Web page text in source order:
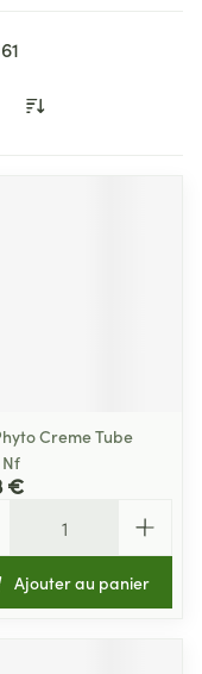
Creme Tube
Nf
€
Ajouter au panier